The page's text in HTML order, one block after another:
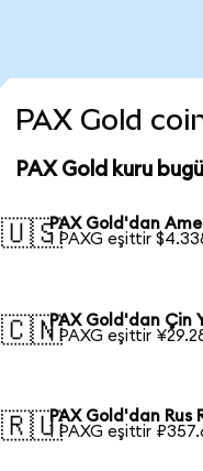
PAX Gold
PAX Gold kuru
🇺🇸PAX Gold'dan
1 PAXG eşittir
🇨🇳PAX Gold'dan Çin
1 PAXG eşittir
🇷🇺PAX Gold'dan Rus
1 PAXG eşittir